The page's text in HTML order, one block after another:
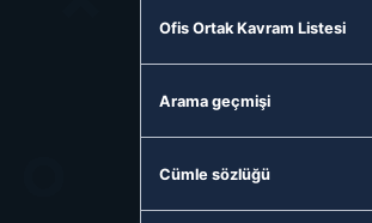
Ofis Ortak Kavram Listesi
Arama geçmişi
Cümle sözlüğü